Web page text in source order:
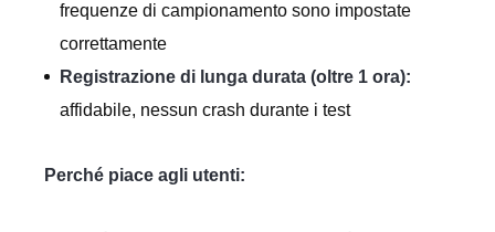
frequenze di campionamento sono impostate
correttamente
Registrazione di lunga durata (oltre 1 ora):
affidabile, nessun crash durante i test
Perché piace agli utenti: